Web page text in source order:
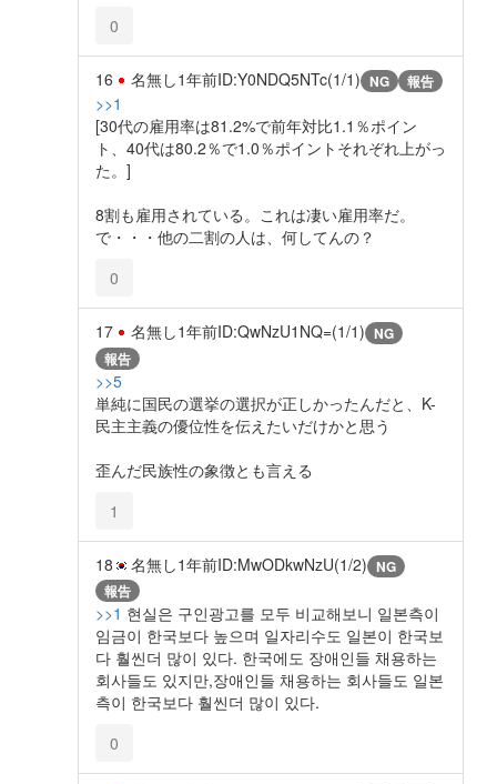
0
16 名無し1年前ID:Y0NDQ5NTc(1/1) NG 報告
>>1
[30代の雇用率は81.2%で前年対比1.1％ポイン
ト、40代は80.2％で1.0％ポイントそれぞれ上がっ
た。]
8割も雇用されている。これは凄い雇用率だ。
で・・・他の二割の人は、何してんの？
0
17 名無し1年前ID:QwNzU1NQ=(1/1) NG
報告
>>5
単純に国民の選挙の選択が正しかったんだと、K-
民主主義の優位性を伝えたいだけかと思う
歪んだ民族性の象徴とも言える
1
18 名無し1年前ID:MwODkwNzU(1/2) NG
報告
>>1 현실은 구인광고를 모두 비교해보니 일본측이
임금이 한국보다 높으며 일자리수도 일본이 한국보
다 훨씬더 많이 있다. 한국에도 장애인들 채용하는
회사들도 있지만,장애인들 채용하는 회사들도 일본
측이 한국보다 훨씬더 많이 있다.
0